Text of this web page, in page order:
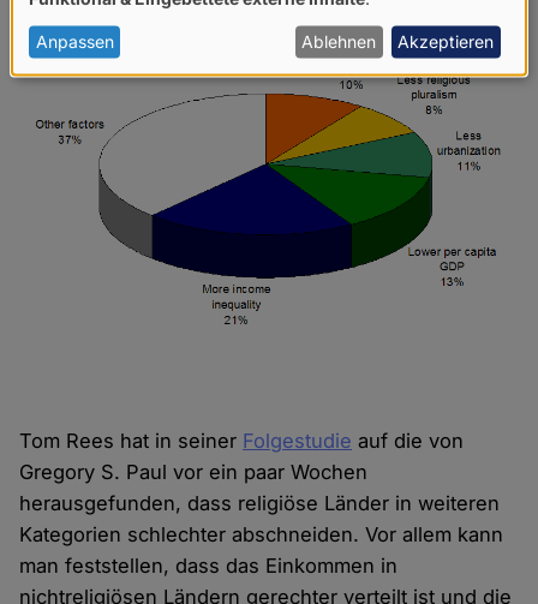
Tom Rees hat in seiner Folgestudie auf die von
Gregory S. Paul vor ein paar Wochen
herausgefunden, dass religiöse Länder in weiteren
Kategorien schlechter abschneiden. Vor allem kann
man feststellen, dass das Einkommen in
nichtreligiösen Ländern gerechter verteilt ist und die
von
personenbezogenen
Daten
und
Cookies
Anpassen Ablehnen Akzeptieren